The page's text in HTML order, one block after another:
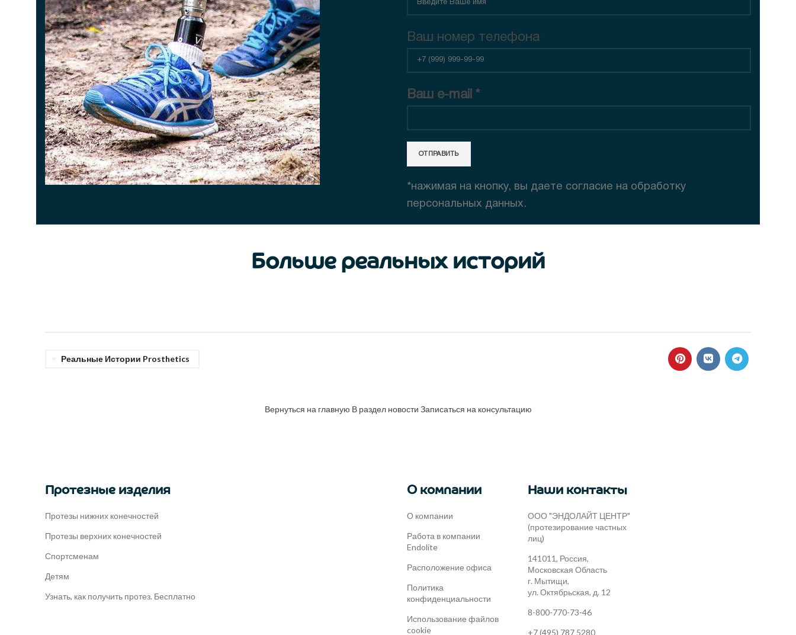
Ваш номер телефона
Ваш e-mail *
*нажимая на кнопку, вы даете согласие на обработку
персональных данных.
Больше реальных историй
Реальные Истории Prosthetics
Вернуться на главную В раздел новости Записаться на консультацию
Протезные изделия
Протезы нижних конечностей
Протезы верхних конечностей
Спортсменам
Детям
Узнать, как получить протез. Бесплатно
О компании
О компании
Работа в компании
Endolite
Расположение офиса
Политика
конфиденциальности
Использование файлов
cookie
Наши контакты
ООО "ЭНДОЛАЙТ ЦЕНТР"
(протезирование частных
лиц)
141011, Россия,
Московская Область
г. Мытищи,
ул. Октябрьская, д. 12
8-800-770-73-46
+7 (495) 787 5280